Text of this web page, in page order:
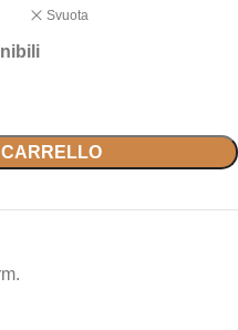
Svuota